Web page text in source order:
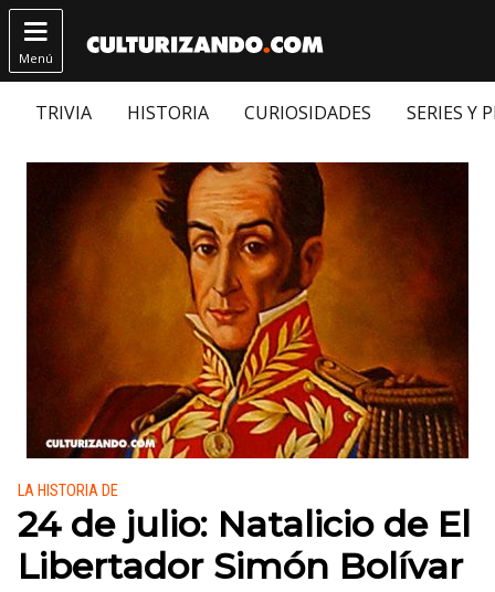

Menú
TRIVIA HISTORIA CURIOSIDADES SERIES Y
Publicado en:
LA HISTORIA DE
24 de julio: Natalicio de El
Libertador Simón Bolívar